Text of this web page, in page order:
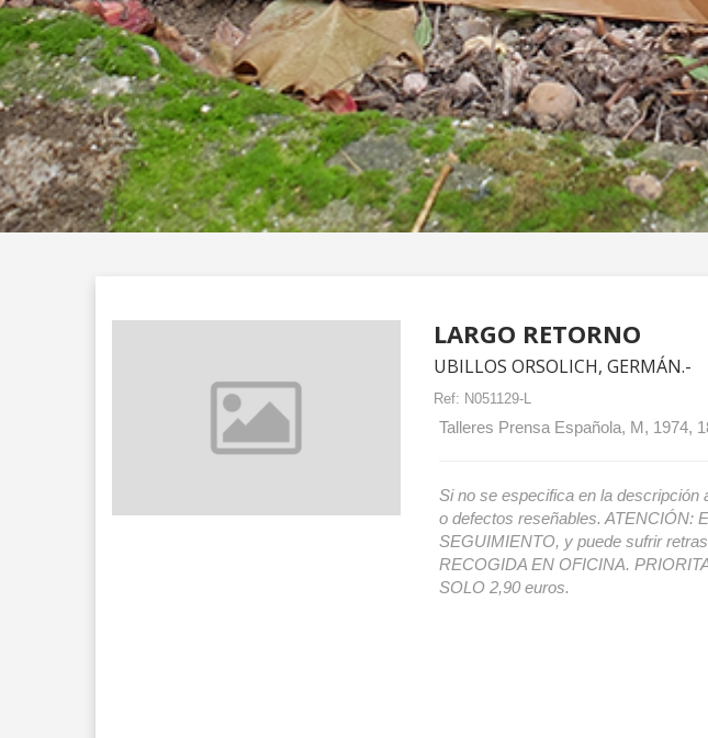
LARGO RETORNO
UBILLOS ORSOLICH, GERMÁN.-
Ref: N051129-L
Talleres Prensa Española, M, 1974,
Si no se especifica en la descripción
o defectos reseñables. ATENCIÓN:
SEGUIMIENTO, y puede sufrir
RECOGIDA EN OFICINA.
SOLO 2,90 euros.